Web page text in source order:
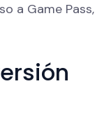
a Game Pass,